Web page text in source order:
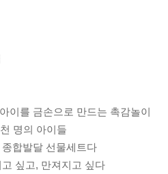
이를 금손으로 만드는 촉감놀이
명의 아이들
합발달 선물세트다
싶고, 만져지고 싶다